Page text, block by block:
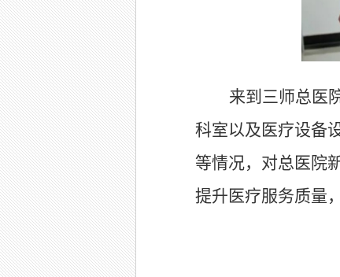
来到三师总医
科室以及医疗设备
等情况，对总医院
提升医疗服务质量